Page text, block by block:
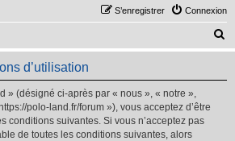
Connexion
S’enregistrer
e
d’utilisation
» (désigné ci-après par « nous », « notre »,
polo-land.fr/forum »), vous acceptez d’être
conditions suivantes. Si vous n’acceptez pas
de toutes les conditions suivantes, alors